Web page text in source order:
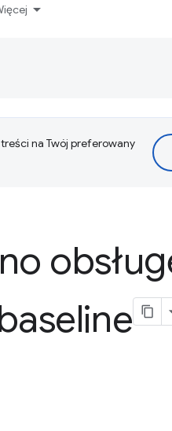
na Twój preferowany